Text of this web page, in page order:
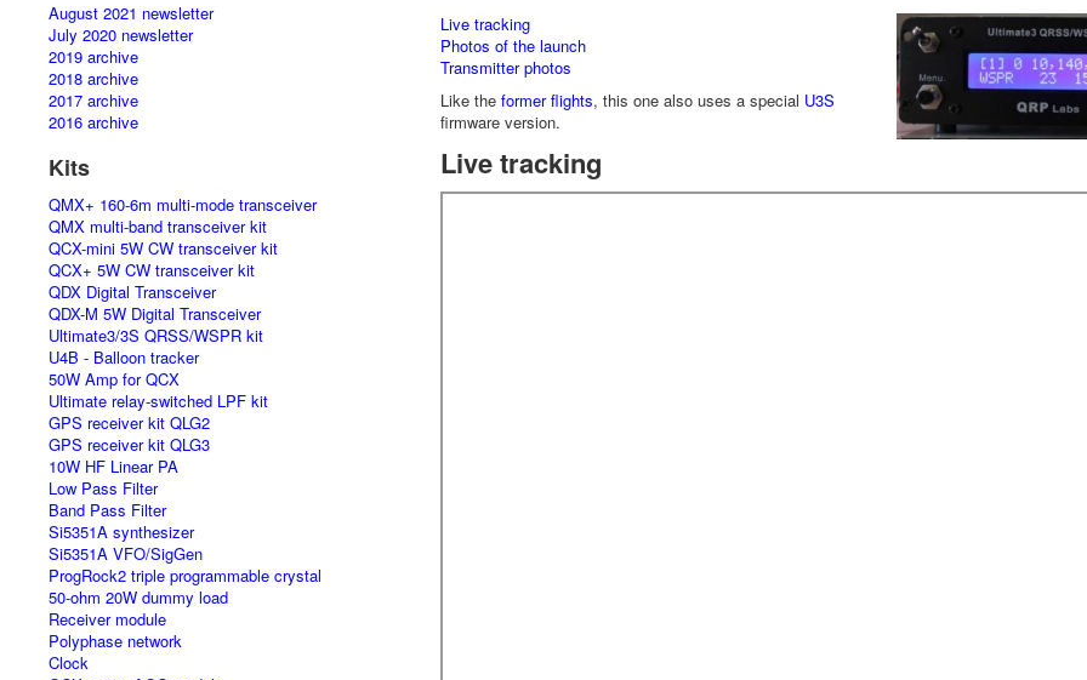
August 2021 newsletter
July 2020 newsletter
2019 archive
2018 archive
2017 archive
2016 archive
Kits
QMX+ 160-6m multi-mode transceiver
QMX multi-band transceiver kit
QCX-mini 5W CW transceiver kit
QCX+ 5W CW transceiver kit
QDX Digital Transceiver
QDX-M 5W Digital Transceiver
Ultimate3/3S QRSS/WSPR kit
U4B - Balloon tracker
50W Amp for QCX
Ultimate relay-switched LPF kit
GPS receiver kit QLG2
GPS receiver kit QLG3
10W HF Linear PA
Low Pass Filter
Band Pass Filter
Si5351A synthesizer
Si5351A VFO/SigGen
ProgRock2 triple programmable crystal
50-ohm 20W dummy load
Receiver module
Polyphase network
Clock
Live tracking
Photos of the launch
Transmitter photos
Like the former flights, this one also uses a special U3S
firmware version.
Live tracking